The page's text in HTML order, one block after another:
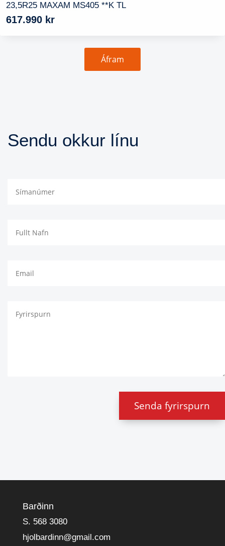
23,5R25 MAXAM MS405 **K TL
617.990 kr
Áfram
Sendu okkur línu
Senda fyrirspurn
Barðinn
S. 568 3080
hjolbardinn@gmail.com